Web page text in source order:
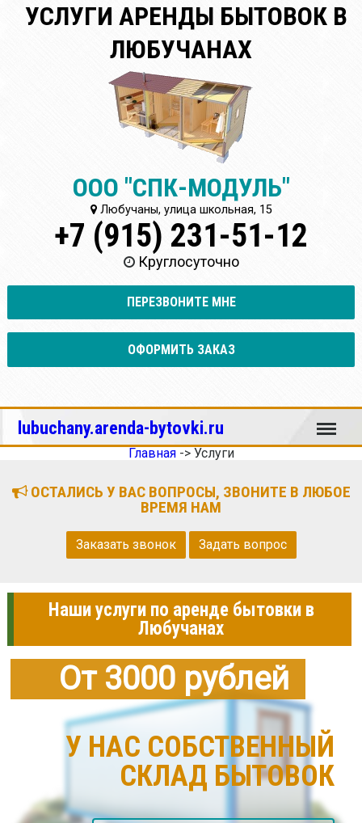
УСЛУГИ АРЕНДЫ БЫТОВОК В
ЛЮБУЧАНАХ
ООО "СПК-МОДУЛЬ"
Любучаны, улица школьная, 15
+7 (915) 231-51-12
Круглосуточно
ПЕРЕЗВОНИТЕ МНЕ
ОФОРМИТЬ ЗАКАЗ
lubuchany.arenda-bytovki.ru Меню
Главная-> Услуги
ОСТАЛИСЬ У ВАС ВОПРОСЫ, ЗВОНИТЕ В ЛЮБОЕ
ВРЕМЯ НАМ
Заказать звонок Задать вопрос
Наши услуги по аренде бытовки в
Любучанах
От 3000 рублей
У НАС СОБСТВЕННЫЙ
СКЛАД БЫТОВОК